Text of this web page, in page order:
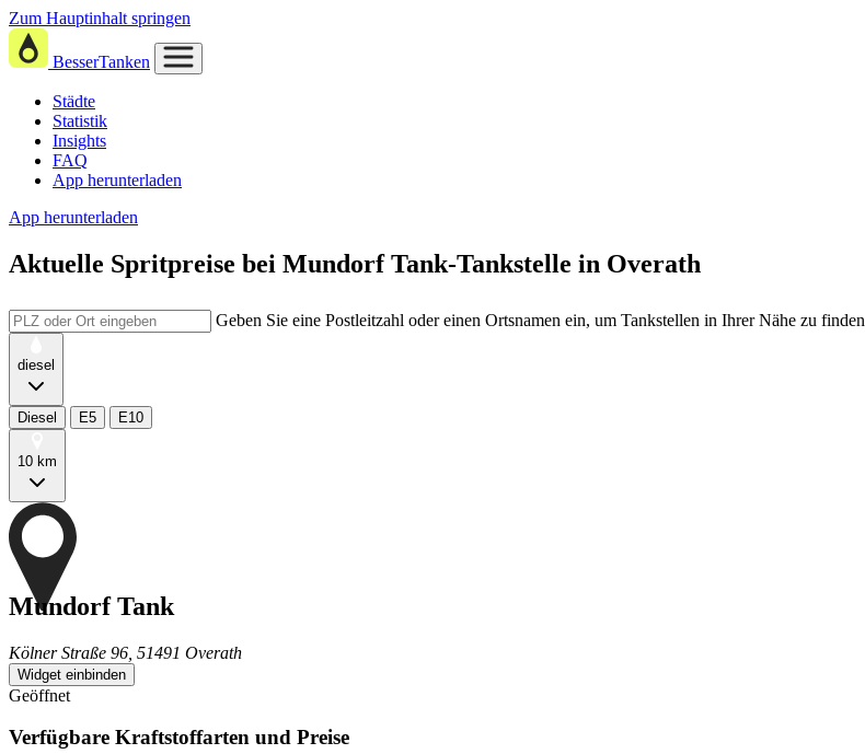
Zum Hauptinhalt springen
BesserTanken
Städte
Statistik
Insights
FAQ
App herunterladen
App herunterladen
Aktuelle Spritpreise bei Mundorf Tank-Tankstelle in Overath
Geben Sie eine Postleitzahl oder einen Ortsnamen ein, um Tankstellen in Ihrer Nähe zu finden
diesel
Diesel E5 E10
10 km
Mundorf Tank
Kölner Straße 96, 51491 Overath
Widget einbinden
Geöffnet
Verfügbare Kraftstoffarten und Preise